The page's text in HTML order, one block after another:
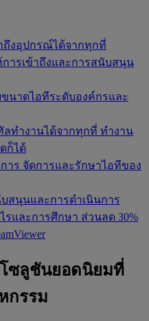
ถึงอุปกรณ์ได้จากทุกที่
ารเข้าถึงและการสนับสนุน
นาดไอทีระดับองค์กรและ
ทำงานได้จากทุกที่ ทำงาน
ก็ได้
าร จัดการและรักษาไอทีของ
สนุนและการดำเนินการ
รและการศึกษา ส่วนลด 30%
โซลูชันยอดนิยมที่
กรรม